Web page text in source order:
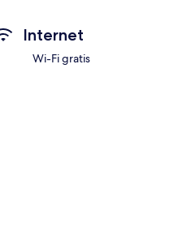
Internet
Wi-Fi gratis